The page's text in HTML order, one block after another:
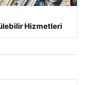
Hizmetleri